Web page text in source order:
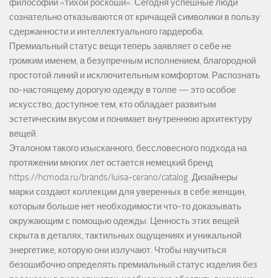
философии «тихой роскоши». Сегодня успешные люди
сознательно отказываются от кричащей символики в пользу
сдержанности и интеллектуального гардероба.
Премиальный статус вещи теперь заявляет о себе не
громким именем, а безупречным исполнением, благородной
простотой линий и исключительным комфортом. Распознать
по-настоящему дорогую одежду в толпе — это особое
искусство, доступное тем, кто обладает развитым
эстетическим вкусом и понимает внутреннюю архитектуру
вещей.
Эталоном такого изысканного, бессловесного подхода на
протяжении многих лет остается немецкий бренд
https://hcmoda.ru/brands/luisa-cerano/catalog. Дизайнеры
марки создают коллекции для уверенных в себе женщин,
которым больше нет необходимости что-то доказывать
окружающим с помощью одежды. Ценность этих вещей
скрыта в деталях, тактильных ощущениях и уникальной
энергетике, которую они излучают. Чтобы научиться
безошибочно определять премиальный статус изделия без